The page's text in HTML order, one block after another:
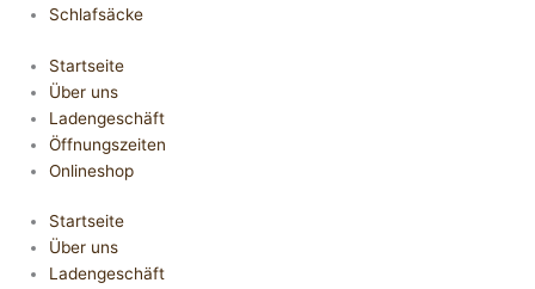
Schlafsäcke
Startseite
Über uns
Ladengeschäft
Öffnungszeiten
Onlineshop
Startseite
Über uns
Ladengeschäft